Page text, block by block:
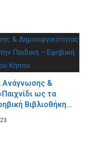
Ανάγνωσης &
ως τα
Βιβλιοθήκη